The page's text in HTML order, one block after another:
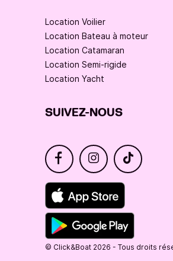
Location Voilier
Location Bateau à moteur
Location Catamaran
Location Semi-rigide
Location Yacht
SUIVEZ-NOUS
© Click&Boat 2026 - Tous droits